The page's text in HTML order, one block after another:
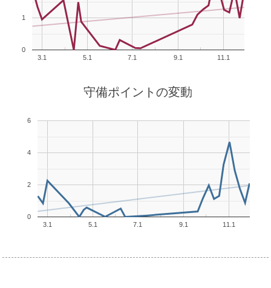
3.1 5.1 7.1 9.1 11.1
0
1
守備ポイントの変動
3.1 5.1 7.1 9.1 11.1
0
2
4
6